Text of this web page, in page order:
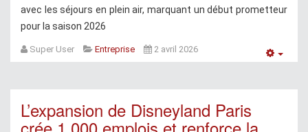
avec les séjours en plein air, marquant un début prometteur
pour la saison 2026
Super User Entreprise 2 avril 2026
L’expansion de Disneyland Paris